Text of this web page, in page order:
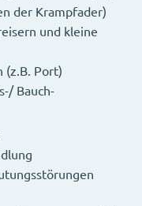
der Krampfader)
und kleine
(z.B. Port)
Bauch-